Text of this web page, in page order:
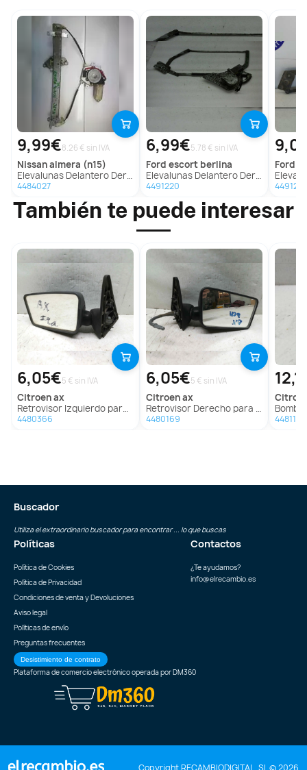
9,99€8.26 € sin IVA
nissanalmera (n15)
Elevalunas Delantero Derecho para Nissan Almera (N15)
4484027
6,99€5.78 € sin IVA
ford escort berlina
Elevalunas Delantero Derecho para Ford Escort Berlina
4491220
ford
Elevalunas
4491217
También te puede interesar
6,05€5 € sin IVA
citroenax
Retrovisor Izquierdo para Citroën Ax
4480366
6,05€5 € sin IVA
citroenax
Retrovisor Derecho para Citroën Ax
4480169
Bomba
4481178
Buscador
Utiliza el extraordinario buscador para encontrar ... lo que buscas
Políticas
Política de Cookies
Política de Privacidad
Condiciones de venta y Devoluciones
Aviso legal
Políticas de envío
Preguntas frecuentes
Desistimiento de contrato
Contactos
¿Te ayudamos?
info@elrecambio.es
Plataforma de comercio electrónico operada porDM360